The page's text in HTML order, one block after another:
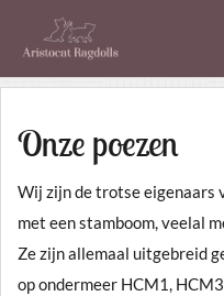
Onze poezen
Wij zijn de trotse eigenaars
met een stamboom, veelal
Ze zijn allemaal uitgebreid
op ondermeer HCM1,